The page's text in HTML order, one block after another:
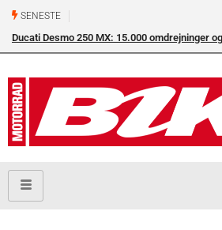
SENESTE
Ducati Desmo 250 MX: 15.000 omdrejninger